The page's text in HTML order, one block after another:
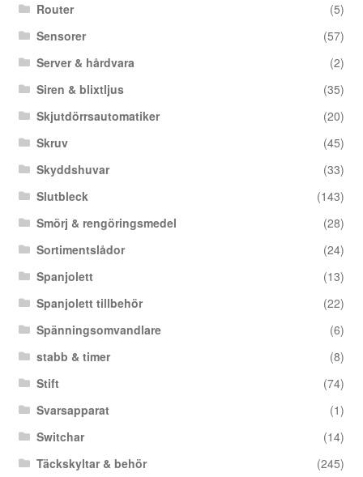
Router
(5)
Sensorer
(57)
Server & hårdvara
(2)
Siren & blixtljus
(35)
Skjutdörrsautomatiker
(20)
Skruv
(45)
Skyddshuvar
(33)
Slutbleck
(143)
Smörj & rengöringsmedel
(28)
Sortimentslådor
(24)
Spanjolett
(13)
Spanjolett tillbehör
(22)
Spänningsomvandlare
(6)
stabb & timer
(8)
Stift
(74)
Svarsapparat
(1)
Switchar
(14)
Täckskyltar & behör
(245)